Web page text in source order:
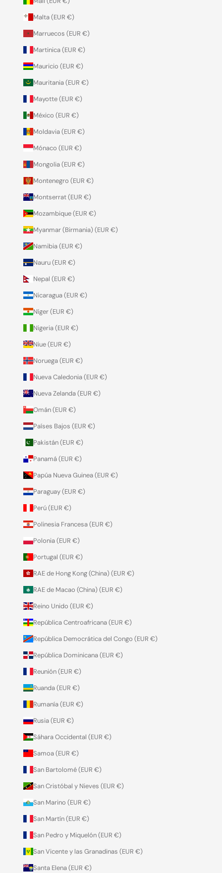
Malta (EUR €)
Marruecos (EUR €)
Martinica (EUR €)
Mauricio (EUR €)
Mauritania (EUR €)
Mayotte (EUR €)
México (EUR €)
Moldavia (EUR €)
Mónaco (EUR €)
Mongolia (EUR €)
Montenegro (EUR €)
Montserrat (EUR €)
Mozambique (EUR €)
Myanmar (Birmania) (EUR €)
Namibia (EUR €)
Nauru (EUR €)
Nepal (EUR €)
Nicaragua (EUR €)
Níger (EUR €)
Nigeria (EUR €)
Niue (EUR €)
Noruega (EUR €)
Nueva Caledonia (EUR €)
Nueva Zelanda (EUR €)
Omán (EUR €)
Países Bajos (EUR €)
Pakistán (EUR €)
Panamá (EUR €)
Papúa Nueva Guinea (EUR €)
Paraguay (EUR €)
Perú (EUR €)
Polinesia Francesa (EUR €)
Polonia (EUR €)
Portugal (EUR €)
RAE de Hong Kong (China) (EUR €)
RAE de Macao (China) (EUR €)
Reino Unido (EUR €)
República Centroafricana (EUR €)
República Democrática del Congo (EUR €)
República Dominicana (EUR €)
Reunión (EUR €)
Ruanda (EUR €)
Rumanía (EUR €)
Rusia (EUR €)
Sáhara Occidental (EUR €)
Samoa (EUR €)
San Bartolomé (EUR €)
San Cristóbal y Nieves (EUR €)
San Marino (EUR €)
San Martín (EUR €)
San Pedro y Miquelón (EUR €)
San Vicente y las Granadinas (EUR €)
Santa Elena (EUR €)